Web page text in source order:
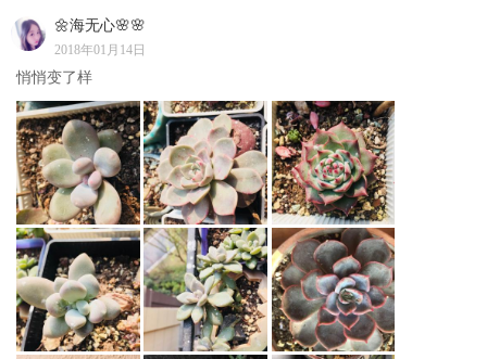
🌼海无心🌸🌸
2018年01月14日
悄悄变了样